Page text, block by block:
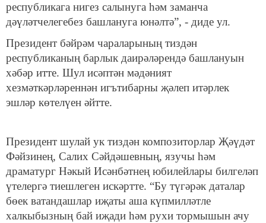
республикага нигез салынуга һәм заманча
дәүләтчелегебез башлануга юнәлтә”, - диде ул.
Президент бәйрәм чараларының тиздән
республиканың барлык даирәләрендә башлануын
хәбәр итте. Шул исәптән мәдәният
хезмәткәрләреннән игътибарны җәлеп итәрлек
эшләр көтелүен әйтте.
Президент шулай ук тиздән композиторлар Җәүдәт
Фәйзинең, Салих Сәйдәшевның, язучы һәм
драматург Нәкый Исәнбәтнең юбилейлары билгеләп
үтелергә тиешлеген искәртте. “Бу түгәрәк даталар
бөек ватандашлар иҗаты аша күпмилләтле
халкыбызның бай иҗади һәм рухи тормышын ачу